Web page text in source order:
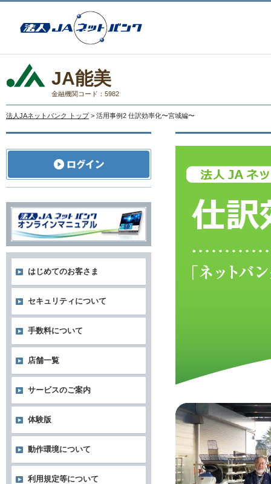
JA能美
金融機関コード：5982
法人JAネットバンク トップ > 活用事例2 仕訳効率化〜宮城編〜
はじめてのお客さま
セキュリティについて
手数料について
店舗一覧
サービスのご案内
体験版
動作環境について
利用規定等について